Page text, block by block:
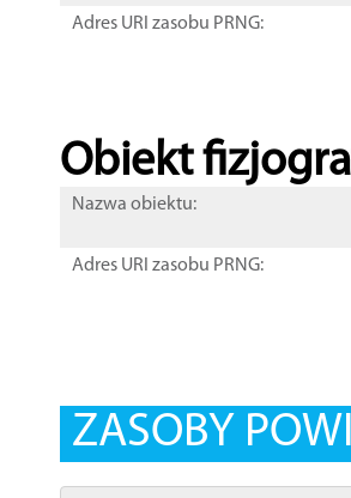
Adres URI zasobu PRNG:
Obiekt
Nazwa obiektu:
Adres URI zasobu PRNG:
ZASOBY